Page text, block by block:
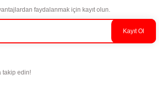
faydalanmak için kayıt olun.
Kayıt Ol
takip edin!